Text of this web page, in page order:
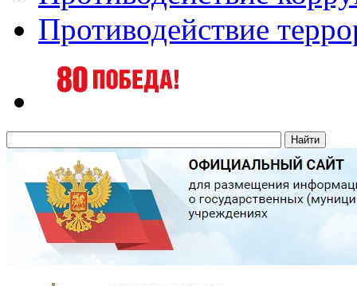
Противодействие